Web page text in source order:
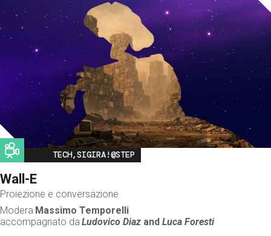
Image
TECH,SIGIRA!@STEP
Wall-E
Proiezione e conversazione
Modera Massimo Temporelli
accompagnato da Ludovico Diaz andLuca Foresti